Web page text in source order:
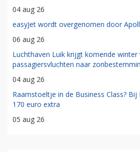
04 aug 26
easyJet wordt overgenomen door
06 aug 26
Luchthaven Luik krijgt komende winter
passagiersvluchten naar
04 aug 26
Raamstoeltje in de Business Class?
170 euro extra
05 aug 26